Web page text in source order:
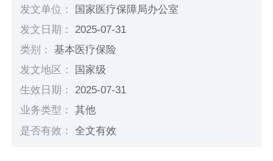
发文单位： 国家医疗保障局办公室
发文日期： 2025-07-31
类别：基本医疗保险
发文地区：
国家级
生效日期： 2025-07-31
业务类型：其他
是否有效：全文有效